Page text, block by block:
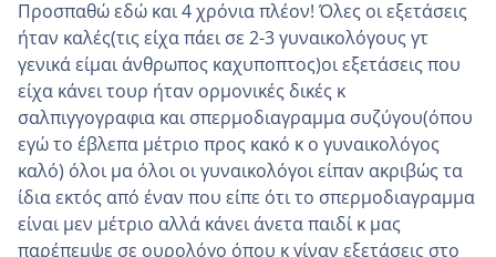
Προσπαθώ εδώ και 4 χρόνια πλέον! Όλες οι εξετάσεις
ήταν καλές(τις είχα πάει σε 2-3 γυναικολόγους γτ
γενικά είμαι άνθρωπος καχυποπτος)οι εξετάσεις που
είχα κάνει τουρ ήταν ορμονικές δικές κ
σαλπιγγογραφια και σπερμοδιαγραμμα συζύγου(όπου
εγώ το έβλεπα μέτριο προς κακό κ ο γυναικολόγος
καλό) όλοι μα όλοι οι γυναικολόγοι είπαν ακριβώς τα
ίδια εκτός από έναν που είπε ότι το σπερμοδιαγραμμα
είναι μεν μέτριο αλλά κάνει άνετα παιδί κ μας
παρέπεμψε σε ουρολόγο όπου κ γίναν εξετάσεις στο